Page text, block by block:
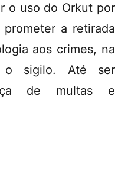
o uso do Orkut por
a retirada
aos crimes, na
o sigilo. Até ser
de multas e